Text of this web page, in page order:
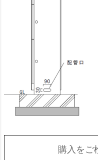
購入をご